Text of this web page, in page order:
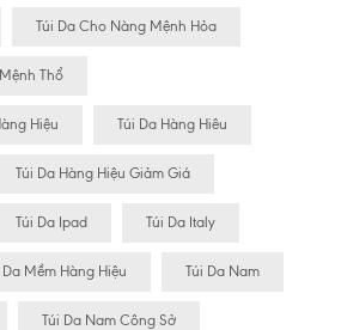
Túi Da Cho Nàng Mệnh Hỏa
Thổ
Hiệu Túi Da Hàng Hiêu
Túi Da Hàng Hiệu Giảm Giá
Túi Da Ipad Túi Da Italy
Da Mềm Hàng Hiệu Túi Da Nam
Túi Da Nam Công Sở